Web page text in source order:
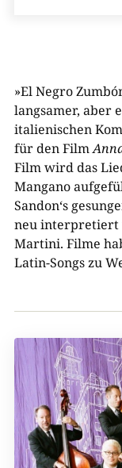
»El Negro
langsamer, aber
italienischen
für den Film
Film wird das
Mangano
Sandon‘s
neu interpretiert
Martini. Filme
Latin-Songs zu